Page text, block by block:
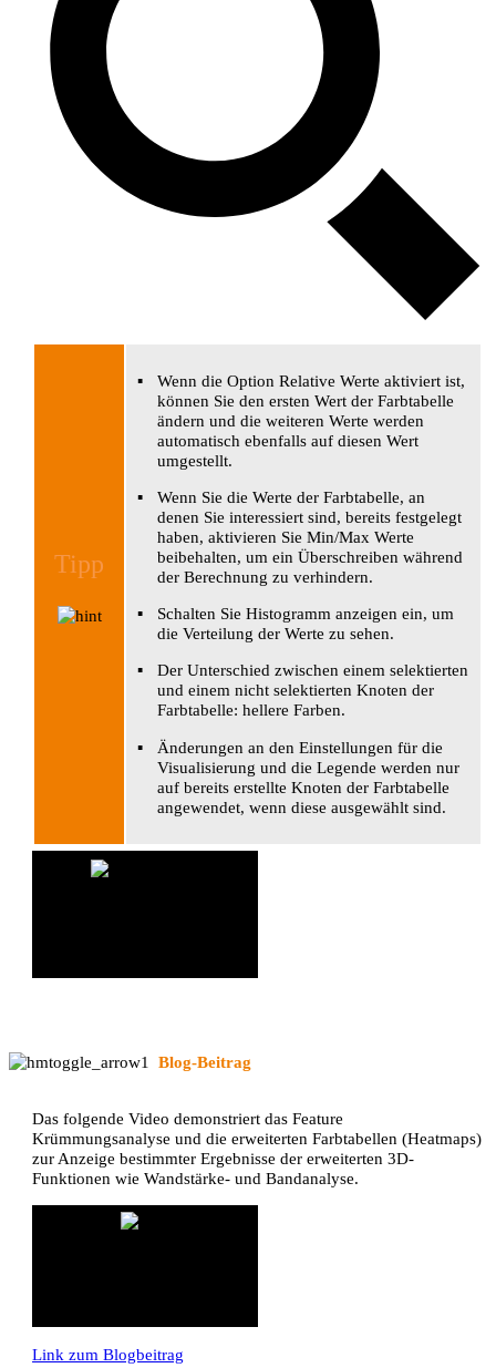
Tipp
▪ Wenn die Option Relative Werte aktiviert ist,
können Sie den ersten Wert der Farbtabelle
ändern und die weiteren Werte werden
automatisch ebenfalls auf diesen Wert
umgestellt.
▪
Wenn Sie die Werte der Farbtabelle, an
denen Sie interessiert sind, bereits festgelegt
haben, aktivieren Sie Min/Max Werte
beibehalten, um ein Überschreiben während
der Berechnung zu verhindern.
▪
Schalten Sie Histogramm anzeigen ein, um
die Verteilung der Werte zu sehen.
▪
Der Unterschied zwischen einem selektierten
und einem nicht selektierten Knoten der
Farbtabelle: hellere Farben.
▪
Änderungen an den Einstellungen für die
Visualisierung und die Legende werden nur
auf bereits erstellte Knoten der Farbtabelle
angewendet, wenn diese ausgewählt sind.
Blog-Beitrag
Das folgende Video demonstriert das Feature
Krümmungsanalyse und die erweiterten Farbtabellen (Heatmaps)
zur Anzeige bestimmter Ergebnisse der erweiterten 3D-
Funktionen wie Wandstärke- und Bandanalyse.
Link zum Blogbeitrag